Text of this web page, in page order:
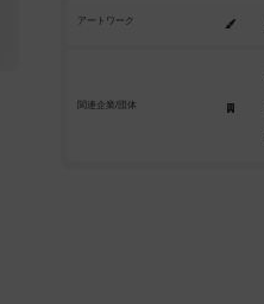
アートワーク
関連企業/団体